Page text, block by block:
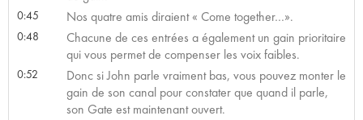
0:45 Nos quatre amis diraient « Come together…».
0:48
Chacune de ces entrées a également un gain prioritaire
qui vous permet de compenser les voix faibles.
0:52
Donc si John parle vraiment bas, vous pouvez monter le
gain de son canal pour constater que quand il parle,
son Gate est maintenant ouvert.